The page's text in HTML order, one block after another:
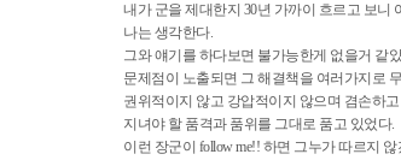
내가 군을 제대한지 30년 가까이 흐르고 보니
나는 생각한다.
그와 얘기를 하다보면 불가능한게 없을거 같
문제점이 노출되면 그 해결책을 여러가지로
권위적이지 않고 강압적이지 않으며 겸손하
지녀야 할 품격과 품위를 그대로 품고 있었다.
이런 장군이 follow me!! 하면 그누가 따르지 않